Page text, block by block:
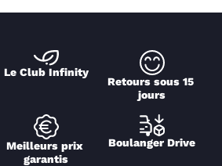
Le Club Infinity
Retours sous 15
jours
Meilleurs prix
garantis
Boulanger Drive